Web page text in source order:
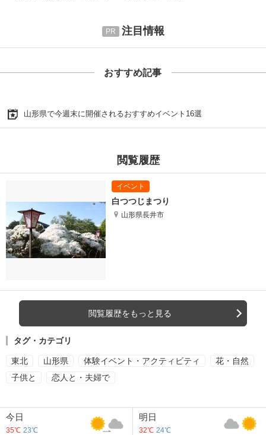
注目情報
おすすめ記事
山形県で今週末に開催されるおすすめイベント16選
閲覧履歴
白つつじまつり
山形県長井市
閲覧履歴をもっと見る
タグ・カテゴリ
東北 山形県 体験イベント・アクティビティ
花・自然
子供と
恋人と・夫婦で
今日
35℃ 23℃
明日
32℃ 24℃